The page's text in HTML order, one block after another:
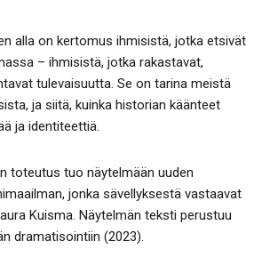
alla on kertomus ihmisistä, jotka etsivät
– ihmisistä, jotka rakastavat,
tulevaisuutta. Se on tarina meistä
ja siitä, kuinka historian käänteet
ja identiteettiä.
toteutus tuo näytelmään uuden
jonka sävellyksestä vastaavat
Kuisma. Näytelmän teksti perustuu
dramatisointiin (2023).